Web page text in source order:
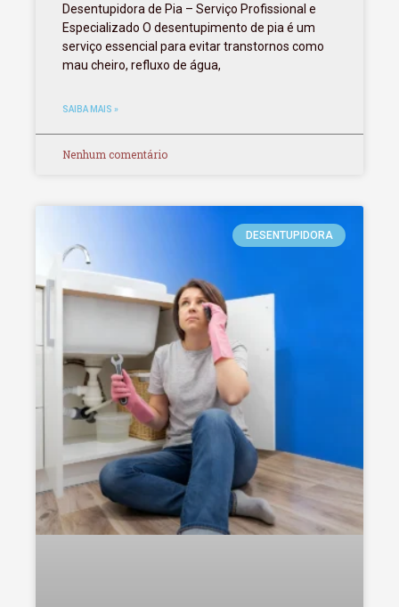
Desentupidora de Pia – Serviço Profissional e
Especializado O desentupimento de pia é um
serviço essencial para evitar transtornos como
mau cheiro, refluxo de água,
SAIBA MAIS »
Nenhum comentário
DESENTUPIDORA